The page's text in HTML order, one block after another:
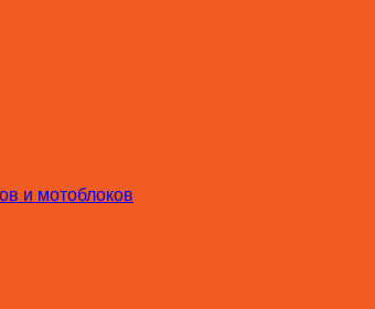
и мотоблоков